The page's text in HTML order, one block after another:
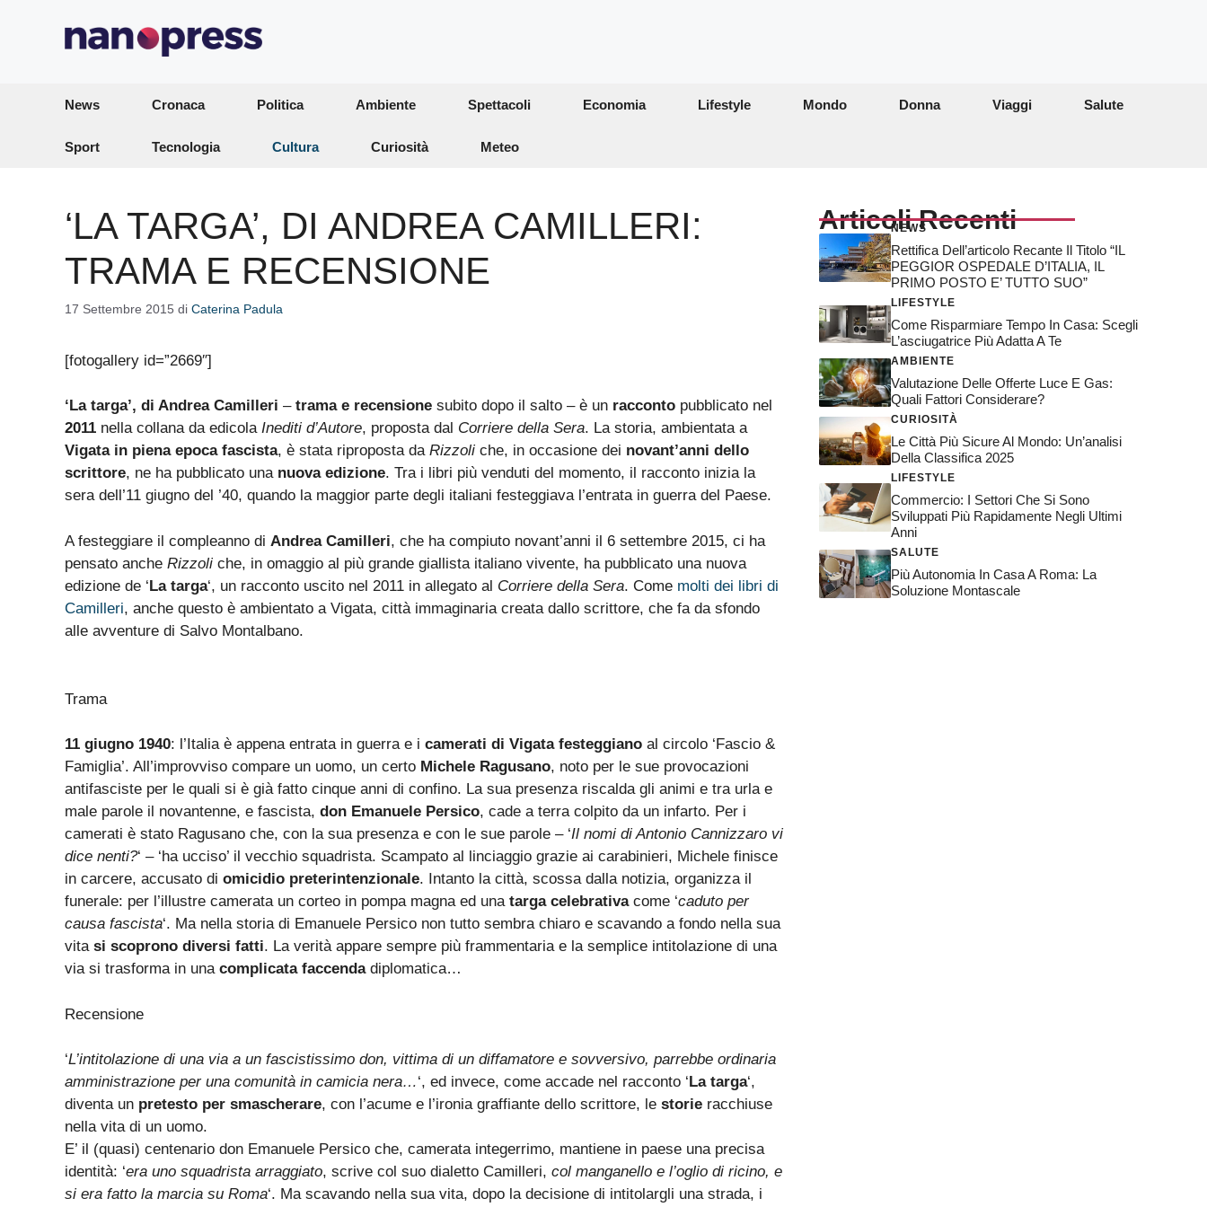
News Cronaca Politica Ambiente Spettacoli Economia Lifestyle Mondo Donna Viaggi Salute
Sport Tecnologia Cultura Curiosità Meteo
‘LA TARGA’, DI ANDREA CAMILLERI:
TRAMA E RECENSIONE
17 Settembre 2015 di Caterina Padula
[fotogallery id=”2669″]
‘La targa’, di Andrea Camilleri – trama e recensione subito dopo il salto – è un racconto pubblicato nel
2011 nella collana da edicola Inediti d’Autore, proposta dal Corriere della Sera. La storia, ambientata a
Vigata in piena epoca fascista, è stata riproposta da Rizzoli che, in occasione dei novant’anni dello
scrittore, ne ha pubblicato una nuova edizione. Tra i libri più venduti del momento, il racconto inizia la
sera dell’11 giugno del ’40, quando la maggior parte degli italiani festeggiava l’entrata in guerra del Paese.
A festeggiare il compleanno di Andrea Camilleri, che ha compiuto novant’anni il 6 settembre 2015, ci ha
pensato anche Rizzoli che, in omaggio al più grande giallista italiano vivente, ha pubblicato una nuova
edizione de ‘La targa‘, un racconto uscito nel 2011 in allegato al Corriere della Sera. Come molti dei libri di
Camilleri, anche questo è ambientato a Vigata, città immaginaria creata dallo scrittore, che fa da sfondo
alle avventure di Salvo Montalbano.
Trama
11 giugno 1940: l’Italia è appena entrata in guerra e i camerati di Vigata festeggiano al circolo ‘Fascio &
Famiglia’. All’improvviso compare un uomo, un certo Michele Ragusano, noto per le sue provocazioni
antifasciste per le quali si è già fatto cinque anni di confino. La sua presenza riscalda gli animi e tra urla e
male parole il novantenne, e fascista, don Emanuele Persico, cade a terra colpito da un infarto. Per i
camerati è stato Ragusano che, con la sua presenza e con le sue parole – ‘Il nomi di Antonio Cannizzaro vi
dice nenti?‘ – ‘ha ucciso’ il vecchio squadrista. Scampato al linciaggio grazie ai carabinieri, Michele finisce
in carcere, accusato di omicidio preterintenzionale. Intanto la città, scossa dalla notizia, organizza il
funerale: per l’illustre camerata un corteo in pompa magna ed una targa celebrativacome ‘caduto per
causa fascista‘. Ma nella storia di Emanuele Persico non tutto sembra chiaro e scavando a fondo nella sua
vita si scoprono diversi fatti. La verità appare sempre più frammentaria e la semplice intitolazione di una
via si trasforma in una complicata faccendadiplomatica…
Recensione
‘L’intitolazione di una via a un fascistissimo don, vittima di un diffamatore e sovversivo, parrebbe ordinaria
amministrazione per una comunità in camicia nera…‘, ed invece, come accade nel racconto ‘ La targa‘,
diventa un pretesto per smascherare, con l’acume e l’ironia graffiante dello scrittore, le storie racchiuse
nella vita di un uomo.
E’ il (quasi) centenario don Emanuele Persico che, camerata integerrimo, mantiene in paese una precisa
identità: ‘era uno squadrista arraggiato, scrive col suo dialetto Camilleri, col manganello e l’oglio di ricino, e
si era fatto la marcia su Roma‘. Ma scavando nella sua vita, dopo la decisione di intitolargli una strada, i
Articoli Recenti
NEWS
Rettifica Dell’articolo Recante Il Titolo “IL
PEGGIOR OSPEDALE D’ITALIA, IL
PRIMO POSTO E’ TUTTO SUO”
LIFESTYLE
Come Risparmiare Tempo In Casa: Scegli
L’asciugatrice Più Adatta A Te
AMBIENTE
Valutazione Delle Offerte Luce E Gas:
Quali Fattori Considerare?
CURIOSITÀ
Le Città Più Sicure Al Mondo: Un’analisi
Della Classifica 2025
LIFESTYLE
Commercio: I Settori Che Si Sono
Sviluppati Più Rapidamente Negli Ultimi
Anni
SALUTE
Più Autonomia In Casa A Roma: La
Soluzione Montascale